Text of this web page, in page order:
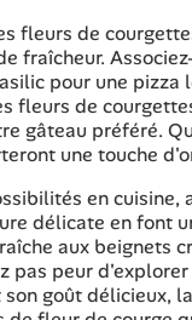
fleurs de
fraîcheur.
pour une pizza
fleurs de
gâteau préféré.
une touche
en
délicate en font
aux beignets
pas peur
goût délicieux,